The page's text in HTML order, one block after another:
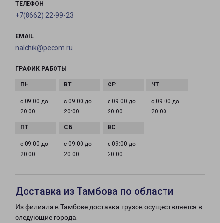
ТЕЛЕФОН
+7(8662) 22-99-23
EMAIL
nalchik@pecom.ru
ГРАФИК РАБОТЫ
с 09:00 до
20:00
с 09:00 до
20:00
с 09:00 до
20:00
с 09:00 до
20:00
с 09:00 до
20:00
с 09:00 до
20:00
с 09:00 до
20:00
Доставка из Тамбова по области
Из филиала в Тамбове доставка грузов осуществляется в
следующие города: